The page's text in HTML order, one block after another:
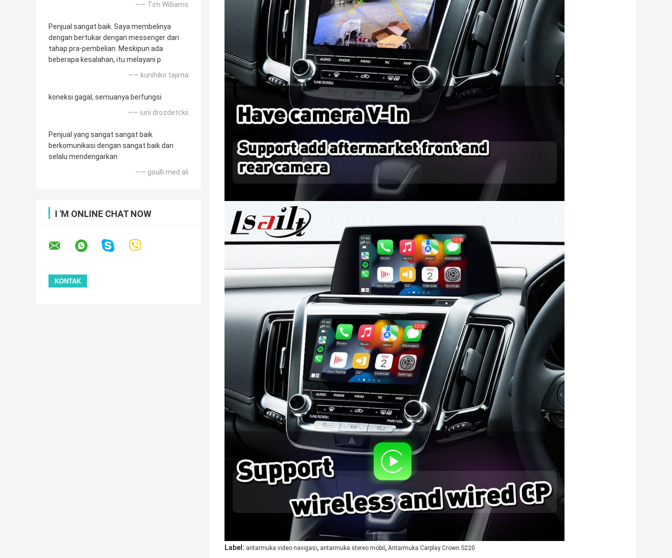
—— Tim Williams
Penjual sangat baik. Saya membelinya
dengan bertukar dengan messenger dari
tahap pra-pembelian. Meskipun ada
beberapa kesalahan, itu melayani p
—— kunihiko tajima
koneksi gagal, semuanya berfungsi
—— iurii drozdetckii
Penjual yang sangat sangat baik
berkomunikasi dengan sangat baik dan
selalu mendengarkan
—— goulli med ali
I 'M ONLINE CHAT NOW
Label: antarmuka video navigasi, antarmuka stereo mobil , Antarmuka Carplay Crown S220